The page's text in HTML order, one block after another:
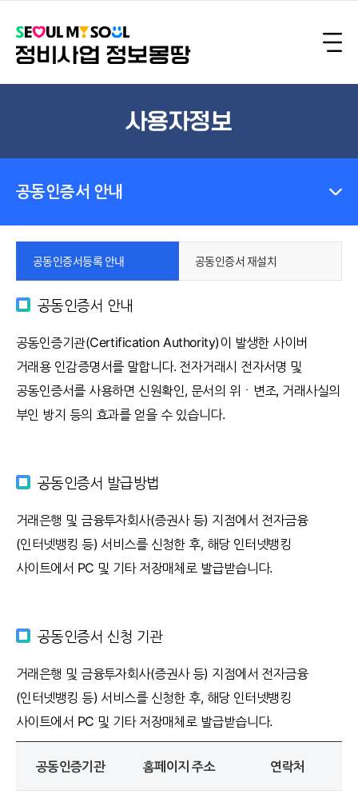
사용자정보
공동인증서 안내
공동인증서등록 안내 공동인증서 재설치
공동인증서 안내
공동인증기관(Certification Authority)이 발생한 사이버
거래용 인감증명서를 말합니다. 전자거래시 전자서명 및
공동인증서를 사용하면 신원확인, 문서의 위ㆍ변조, 거래사실의
부인 방지 등의 효과를 얻을 수 있습니다.
공동인증서 발급방법
거래은행 및 금융투자회사(증권사 등) 지점에서 전자금융
(인터넷뱅킹 등) 서비스를 신청한 후, 해당 인터넷뱅킹
사이트에서 PC 및 기타 저장매체로 발급받습니다.
공동인증서 신청 기관
거래은행 및 금융투자회사(증권사 등) 지점에서 전자금융
(인터넷뱅킹 등) 서비스를 신청한 후, 해당 인터넷뱅킹
사이트에서 PC 및 기타 저장매체로 발급받습니다.
공동인증기관 홈페이지 주소 연락처